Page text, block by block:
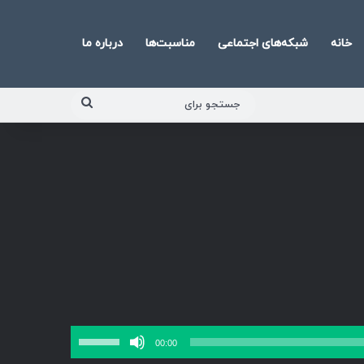
خانه شبکه‌های اجتماعی مناسبت‌ها درباره ما
00:00
افزایش